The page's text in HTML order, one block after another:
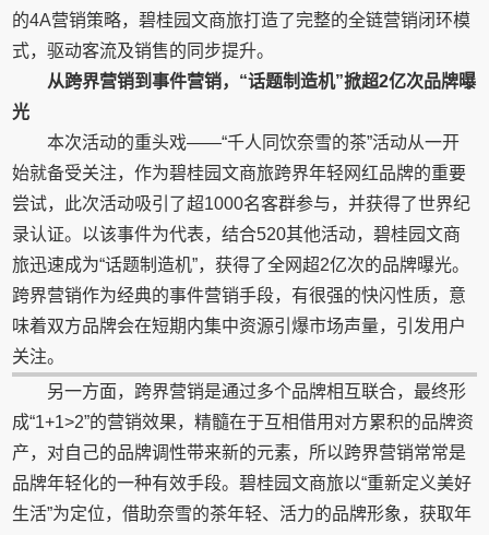
的4A营销策略，碧桂园文商旅打造了完整的全链营销闭环模
式，驱动客流及销售的同步提升。
从跨界营销到事件营销，“话题制造机”掀超2亿次品牌曝
光
本次活动的重头戏——“千人同饮奈雪的茶”活动从一开
始就备受关注，作为碧桂园文商旅跨界年轻网红品牌的重要
尝试，此次活动吸引了超1000名客群参与，并获得了世界纪
录认证。以该事件为代表，结合520其他活动，碧桂园文商
旅迅速成为“话题制造机”，获得了全网超2亿次的品牌曝光。
跨界营销作为经典的事件营销手段，有很强的快闪性质，意
味着双方品牌会在短期内集中资源引爆市场声量，引发用户
关注。
另一方面，跨界营销是通过多个品牌相互联合，最终形
成“1+1>2”的营销效果，精髓在于互相借用对方累积的品牌资
产，对自己的品牌调性带来新的元素，所以跨界营销常常是
品牌年轻化的一种有效手段。碧桂园文商旅以“重新定义美好
生活”为定位，借助奈雪的茶年轻、活力的品牌形象，获取年